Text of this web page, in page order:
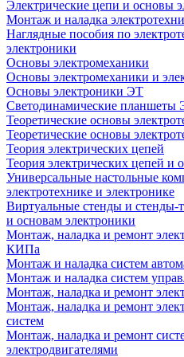
Электрические цепи и основы
Монтаж и наладка
Наглядные пособия по
электроники
Основы электромеханики
Основы электромеханики и
Основы электроники ЭТ
Светодинамические планшеты
Теоретические основы
Теоретические основы
Теория электрических цепей
Теория электрических цепей и
Универсальные настольные
электротехнике и электронике
Виртуальные стенды и стенды-
и основам электроники
Монтаж, наладка и ремонт
КИПа
Монтаж и наладка систем
Монтаж и наладка систем
Монтаж, наладка и ремонт
Монтаж, наладка и ремонт
систем
Монтаж, наладка и ремонт
электродвигателями